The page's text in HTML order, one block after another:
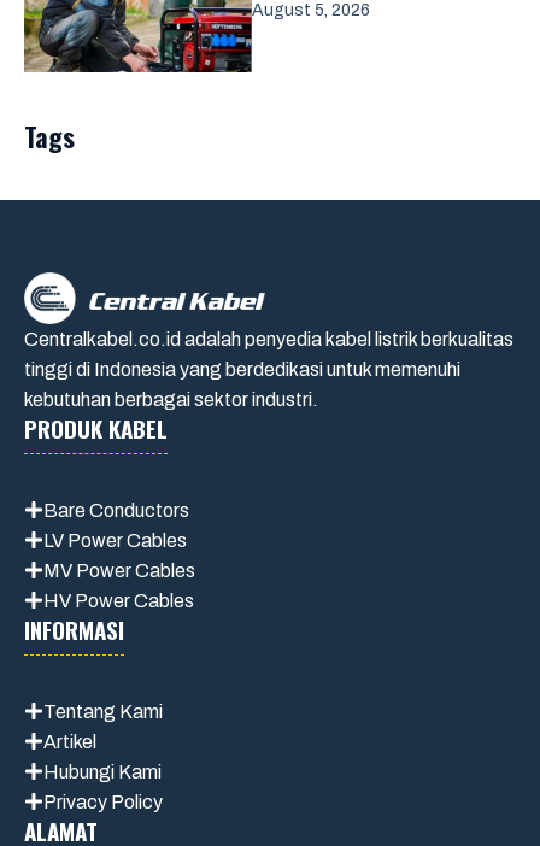
August 5, 2026
Tags
Centralkabel.co.id adalah penyedia kabel listrik berkualitas
tinggi di Indonesia yang berdedikasi untuk memenuhi
kebutuhan berbagai sektor industri.
PRODUK KABEL
Bare Conductors
LV Power Cables
MV Power Cables
HV Power Cables
INFORMASI
Tentang Kami
Artikel
Hubungi Kami
Privacy Policy
ALAMAT